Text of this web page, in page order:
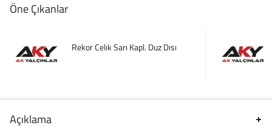
Öne Çıkanlar
Rekor Celık Sarı Kapl. Duz Dısı
Açıklama